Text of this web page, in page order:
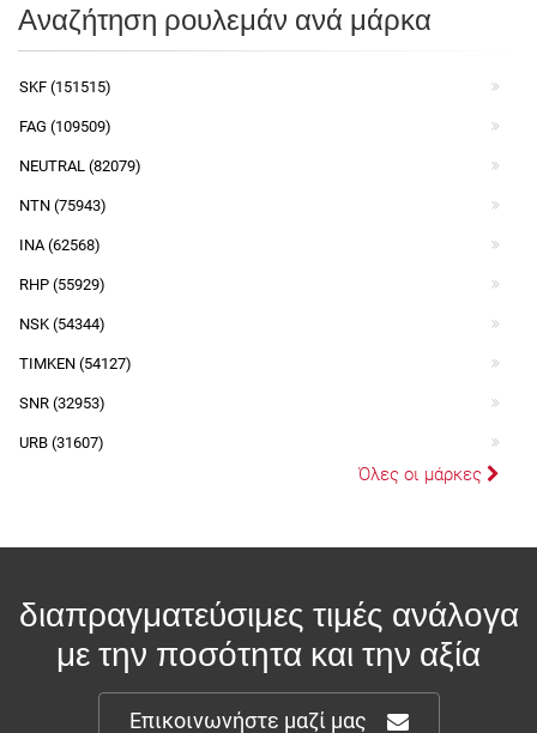
Αναζήτηση ρουλεμάν ανά μάρκα
SKF (151515)
FAG (109509)
NEUTRAL (82079)
NTN (75943)
INA (62568)
RHP (55929)
NSK (54344)
TIMKEN (54127)
SNR (32953)
URB (31607)
Όλες οι μάρκες
διαπραγματεύσιμες τιμές ανάλογα
με την ποσότητα και την αξία
Επικοινωνήστε μαζί μας